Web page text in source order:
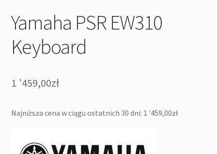
Yamaha PSR EW310
Keyboard
1 '459,00zł
Najniższa cena w ciągu ostatnich 30 dni: 1 '459,00zł